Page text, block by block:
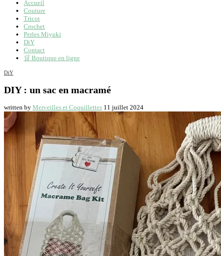
Accueil
Couture
Tricot
Crochet
Perles Miyuki
DiY
Contact
🛒 Boutique en ligne
DiY
DIY : un sac en macramé
written by Merveilles et Coquillettes 11 juillet 2024